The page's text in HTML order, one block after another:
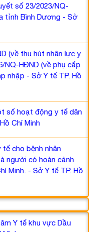
số 23/2023/NQ-
tỉnh Bình Dương - Sở
(về thu hút nhân lực y
NQ-HĐND (về phụ cấp
nhập - Sở Y tế TP. Hồ
số hoạt động y tế dân
Chí Minh
cho bệnh nhân
người có hoàn cảnh
Minh. - Sở Y tế TP. Hồ
Y tế khu vực Dầu